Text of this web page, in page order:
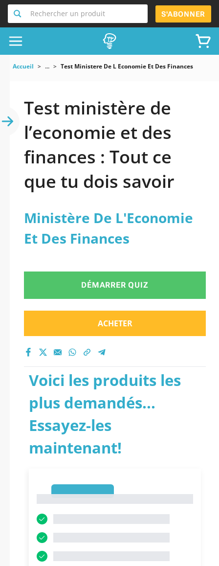
Rechercher un produit S'ABONNER
Accueil ... Test Ministere De L Economie Et Des Finances
Test ministère de
l’economie et des
finances : Tout ce
que tu dois savoir
Ministère De L'Economie
Et Des Finances
DÉMARRER QUIZ
ACHETER
Voici les produits les
plus demandés...
Essayez-les
maintenant!